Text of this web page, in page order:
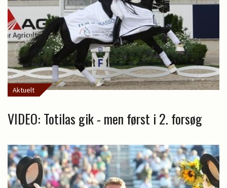
Aktuelt
VIDEO: Totilas gik - men først i 2. forsøg